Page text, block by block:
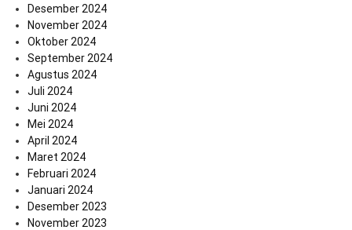
Desember 2024
November 2024
Oktober 2024
September 2024
Agustus 2024
Juli 2024
Juni 2024
Mei 2024
April 2024
Maret 2024
Februari 2024
Januari 2024
Desember 2023
November 2023